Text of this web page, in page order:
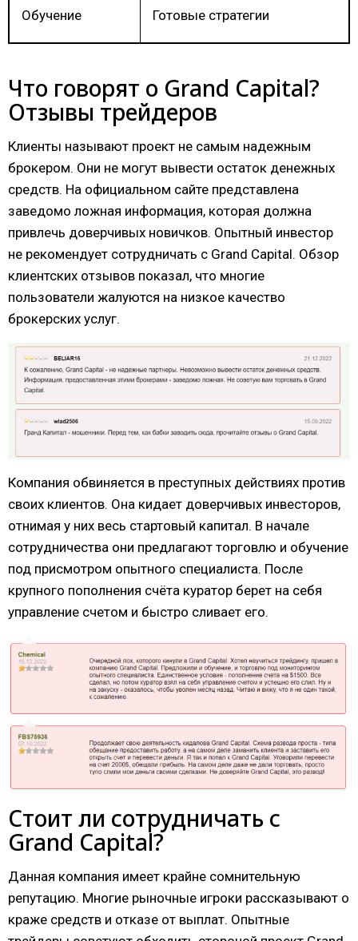
Обучение Готовые стратегии
Что говорят о Grand Capital?
Отзывы трейдеров
Клиенты называют проект не самым надежным
брокером. Они не могут вывести остаток денежных
средств. На официальном сайте представлена
заведомо ложная информация, которая должна
привлечь доверчивых новичков. Опытный инвестор
не рекомендует сотрудничать с Grand Capital. Обзор
клиентских отзывов показал, что многие
пользователи жалуются на низкое качество
брокерских услуг.
Компания обвиняется в преступных действиях против
своих клиентов. Она кидает доверчивых инвесторов,
отнимая у них весь стартовый капитал. В начале
сотрудничества они предлагают торговлю и обучение
под присмотром опытного специалиста. После
крупного пополнения счёта куратор берет на себя
управление счетом и быстро сливает его.
Стоит ли сотрудничать с
Grand Capital?
Данная компания имеет крайне сомнительную
репутацию. Многие рыночные игроки рассказывают о
краже средств и отказе от выплат. Опытные